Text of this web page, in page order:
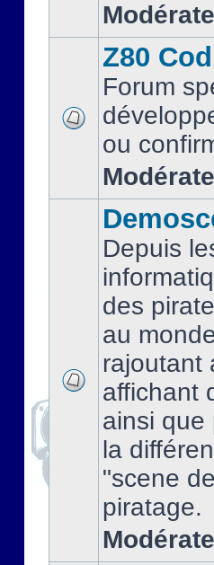
Z80
Forum
ou
Depuis
des
au
rajoutant
affichant
ainsi que
la
"scene
piratage.